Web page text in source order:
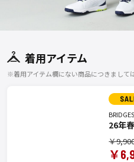
着用アイテム
※着用アイテム欄にない商品につきまして
26年
￥
￥